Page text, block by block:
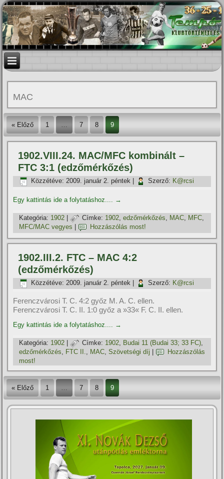
MAC
« Előző 1 … 7 8 9
1902.VIII.24. MAC/MFC kombinált –
FTC 3:1 (edzőmérkőzés)
Közzétéve: 2009. január 2. péntek Szerző: K@rcsi
Egy kattintás ide a folytatáshoz.... →
Kategória: 1902 | Címke: 1902,edzőmérkőzés, MAC, MFC,
MFC/MAC vegyes
Hozzászólás most!
1902.III.2. FTC – MAC 4:2
(edzőmérkőzés)
Közzétéve: 2009. január 2. péntek Szerző: K@rcsi
Ferenczvárosi T. C. 4:2 győz M. A. C. ellen.
Ferenczvárosi T. C. II. 1:0 győz a »33« F. C. II. ellen.
Egy kattintás ide a folytatáshoz.... →
Kategória: 1902 | Címke: 1902, Budai 11 (Budai 33; 33 FC),
edzőmérkőzés, FTC II., MAC,Szövetségi dí­j
Hozzászólás
most!
« Előző 1 … 7 8 9